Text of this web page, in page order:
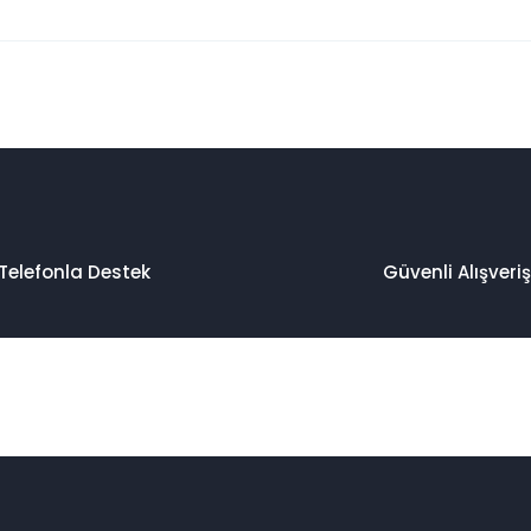
Telefonla Destek Güvenli Alışveriş